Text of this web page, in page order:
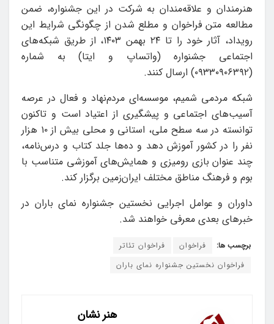
هنرمندان و علاقه‌مندان به شرکت در این جشنواره، ضمن
مطالعه متن فراخوان و مطلع شدن از چگونگی شرایط این
رویداد، آثار خود را تا ۲۴ بهمن ۱۴۰۳، از طریق شبکه‌های
اجتماعی جشنواره (واتساپ و ایتا) به شماره
(۰۹۳۳۰۹۰۶۳۹۲) ارسال کنند.
شبکه مردمی شمیم، موسسه‌ای مردم‌نهاد و فعال در عرصه‌
آسیب‌های اجتماعی و پیشگیری از اعتیاد است و تاکنون
توانسته در سه سطح ملی، استانی و محلی بیش از ۱۰ هزار
نفر را در کشور آموزش دهد و ده‌ها جلد کتاب و درس‌نامه،
چند عنوان بازی رومیزی و همایش‌های آموزشی متناسب با
بوم و فرهنگ مناطق مختلف ایران‌زمین برگزار کند.
داوران و عوامل اجرایی نخستین جشنواره نمای باران در
خبرهای بعدی معرفی خواهند شد.
برچسب ها: فراخوان
فراخوان تئاتر
فراخوان نخستین جشنواره نمای باران
هنر نشان